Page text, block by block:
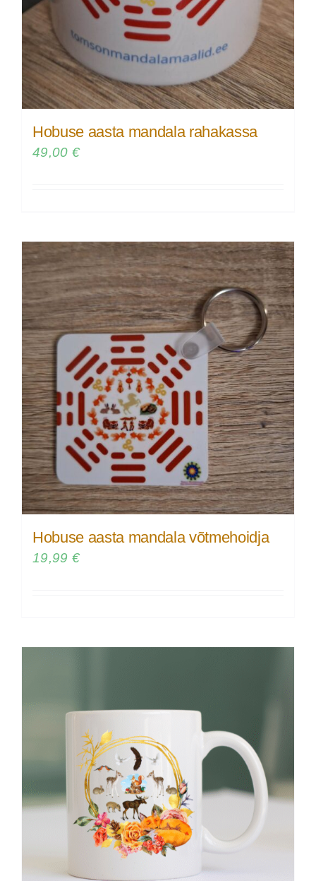
Hobuse aasta mandala rahakassa
49,00 €
Hobuse aasta mandala võtmehoidja
19,99 €